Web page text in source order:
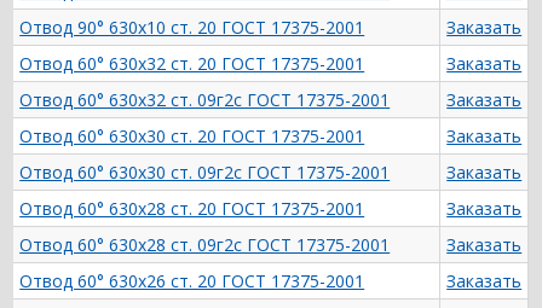
Отвод 90° 630х10 ст. 20 ГОСТ 17375-2001
Заказать
Отвод 60° 630х32 ст. 20 ГОСТ 17375-2001
Заказать
Отвод 60° 630х32 ст. 09г2с ГОСТ 17375-2001
Заказать
Отвод 60° 630х30 ст. 20 ГОСТ 17375-2001
Заказать
Отвод 60° 630х30 ст. 09г2с ГОСТ 17375-2001
Заказать
Отвод 60° 630х28 ст. 20 ГОСТ 17375-2001
Заказать
Отвод 60° 630х28 ст. 09г2с ГОСТ 17375-2001
Заказать
Отвод 60° 630х26 ст. 20 ГОСТ 17375-2001
Заказать